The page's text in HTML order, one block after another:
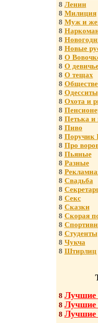
8 Ленин
8 Милиция
8 Муж и
8
8
8 Новые
8 О
8 О
8 О тещах
8
8 Одесситы
8 Охота и
8
8 Петька и
8 Пиво
8 Поручик
8 Про
8 Пьяные
8 Разные
8
8 Свадьба
8
8 Секс
8 Сказки
8 Скорая
8
8 Студенты
8 Чукча
8 Штирлиц
8 Лучшие
8 Лучшие
8 Лучшие